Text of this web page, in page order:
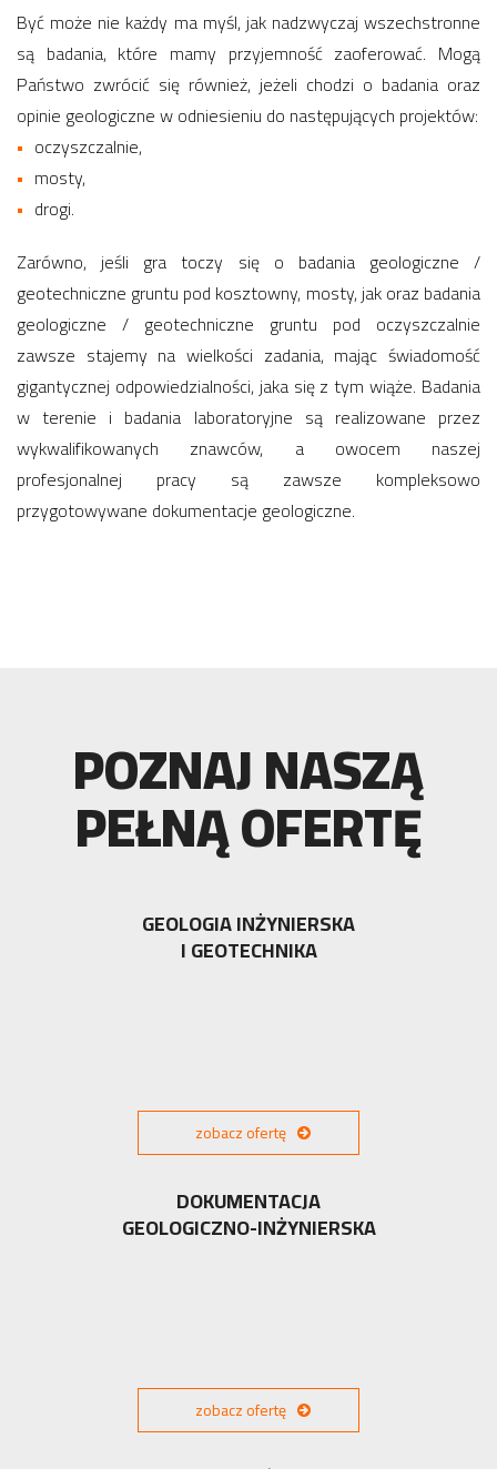
Być może nie każdy ma myśl, jak nadzwyczaj wszechstronne
są badania, które mamy przyjemność zaoferować. Mogą
Państwo zwrócić się również, jeżeli chodzi o badania oraz
opinie geologiczne w odniesieniu do następujących projektów:
oczyszczalnie,
mosty,
drogi.
Zarówno, jeśli gra toczy się o badania geologiczne /
geotechniczne gruntu pod kosztowny, mosty, jak oraz badania
geologiczne / geotechniczne gruntu pod oczyszczalnie
zawsze stajemy na wielkości zadania, mając świadomość
gigantycznej odpowiedzialności, jaka się z tym wiąże. Badania
w terenie i badania laboratoryjne są realizowane przez
wykwalifikowanych znawców, a owocem naszej
profesjonalnej pracy są zawsze kompleksowo
przygotowywane dokumentacje geologiczne.
POZNAJ NASZĄ
PEŁNĄ OFERTĘ
GEOLOGIA INŻYNIERSKA
I GEOTECHNIKA
zobacz ofertę
DOKUMENTACJA
GEOLOGICZNO-INŻYNIERSKA
zobacz ofertę